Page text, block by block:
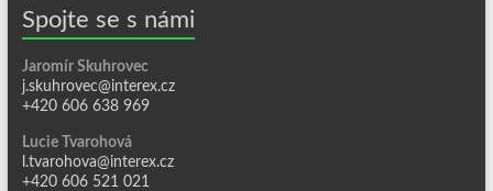
Spojte se s námi
Jaromír Skuhrovec
j.skuhrovec@interex.cz
+420 606 638 969
Lucie Tvarohová
l.tvarohova@interex.cz
+420 606 521 021